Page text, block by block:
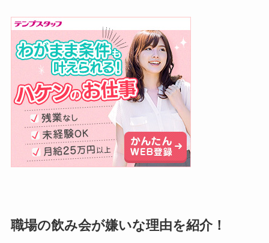
職場の飲み会が嫌いな理由を紹介！